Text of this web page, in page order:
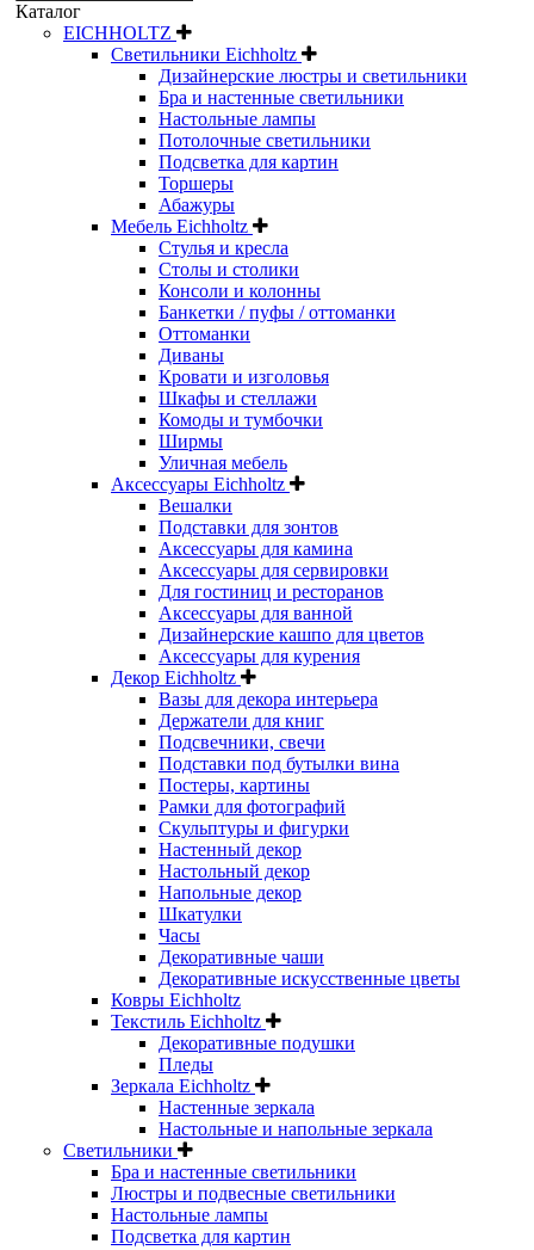
Каталог
EICHHOLTZ
Светильники Eichholtz
Дизайнерские люстры и светильники
Бра и настенные светильники
Настольные лампы
Потолочные светильники
Подсветка для картин
Торшеры
Абажуры
Мебель Eichholtz
Стулья и кресла
Столы и столики
Консоли и колонны
Банкетки / пуфы / оттоманки
Оттоманки
Диваны
Кровати и изголовья
Шкафы и стеллажи
Комоды и тумбочки
Ширмы
Уличная мебель
Аксессуары Eichholtz
Вешалки
Подставки для зонтов
Аксессуары для камина
Аксессуары для сервировки
Для гостиниц и ресторанов
Аксессуары для ванной
Дизайнерские кашпо для цветов
Аксессуары для курения
Декор Eichholtz
Вазы для декора интерьера
Держатели для книг
Подсвечники, свечи
Подставки под бутылки вина
Постеры, картины
Рамки для фотографий
Скульптуры и фигурки
Настенный декор
Настольный декор
Напольные декор
Шкатулки
Часы
Декоративные чаши
Декоративные искусственные цветы
Ковры Eichholtz
Текстиль Eichholtz
Декоративные подушки
Пледы
Зеркала Eichholtz
Настенные зеркала
Настольные и напольные зеркала
Светильники
Бра и настенные светильники
Люстры и подвесные светильники
Настольные лампы
Подсветка для картин